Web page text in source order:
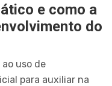
e como a
do
uso de
para auxiliar na